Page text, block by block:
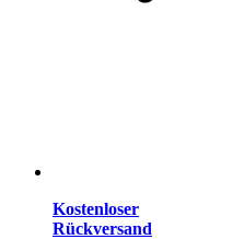
Kostenloser
Rückversand